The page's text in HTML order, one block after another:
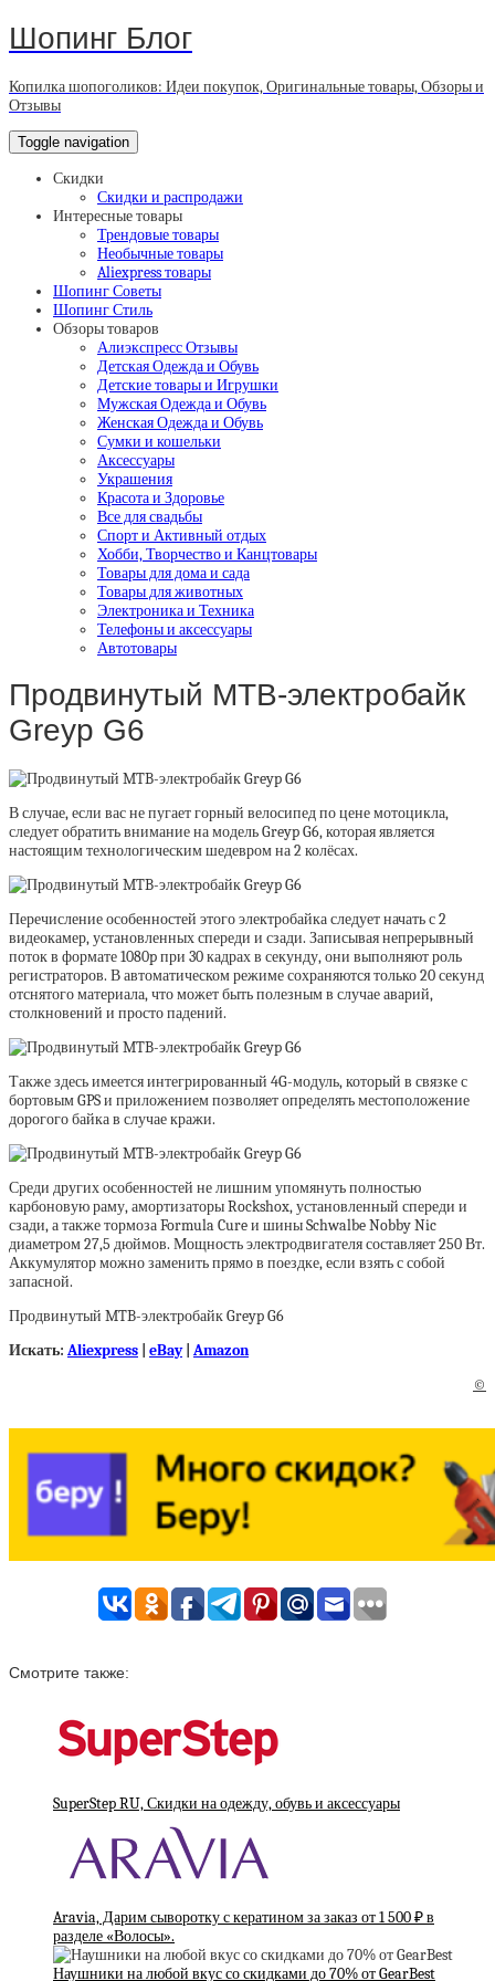
Шопинг Блог
Копилка шопоголиков: Идеи покупок, Оригинальные товары, Обзоры и
Отзывы
Toggle navigation
Скидки
Скидки и распродажи
Интересные товары
Трендовые товары
Необычные товары
Aliexpress товары
Шопинг Советы
Шопинг Стиль
Обзоры товаров
Алиэкспресс Отзывы
Детская Одежда и Обувь
Детские товары и Игрушки
Мужская Одежда и Обувь
Женская Одежда и Обувь
Сумки и кошельки
Аксессуары
Украшения
Красота и Здоровье
Все для свадьбы
Спорт и Активный отдых
Хобби, Творчество и Канцтовары
Товары для дома и сада
Товары для животных
Электроника и Техника
Телефоны и аксессуары
Автотовары
Продвинутый MTB-электробайк
Greyp G6
В случае, если вас не пугает горный велосипед по цене мотоцикла,
следует обратить внимание на модель Greyp G6, которая является
настоящим технологическим шедевром на 2 колёсах.
Перечисление особенностей этого электробайка следует начать с 2
видеокамер, установленных спереди и сзади. Записывая непрерывный
поток в формате 1080p при 30 кадрах в секунду, они выполняют роль
регистраторов. В автоматическом режиме сохраняются только 20 секунд
отснятого материала, что может быть полезным в случае аварий,
столкновений и просто падений.
Также здесь имеется интегрированный 4G-модуль, который в связке с
бортовым GPS и приложением позволяет определять местоположение
дорогого байка в случае кражи.
Среди других особенностей не лишним упомянуть полностью
карбоновую раму, амортизаторы Rockshox, установленный спереди и
сзади, а также тормоза Formula Cure и шины Schwalbe Nobby Nic
диаметром 27,5 дюймов. Мощность электродвигателя составляет 250 Вт.
Аккумулятор можно заменить прямо в поездке, если взять с собой
запасной.
Продвинутый MTB-электробайк Greyp G6
Искать: Aliexpress eBay| Amazon
©
Смотрите также:
SuperStep RU, Скидки на одежду, обувь и аксессуары
Aravia, Дарим сыворотку с кератином за заказ от 1 500 ₽ в
разделе «Волосы».
Наушники на любой вкус со скидками до 70% от GearBest